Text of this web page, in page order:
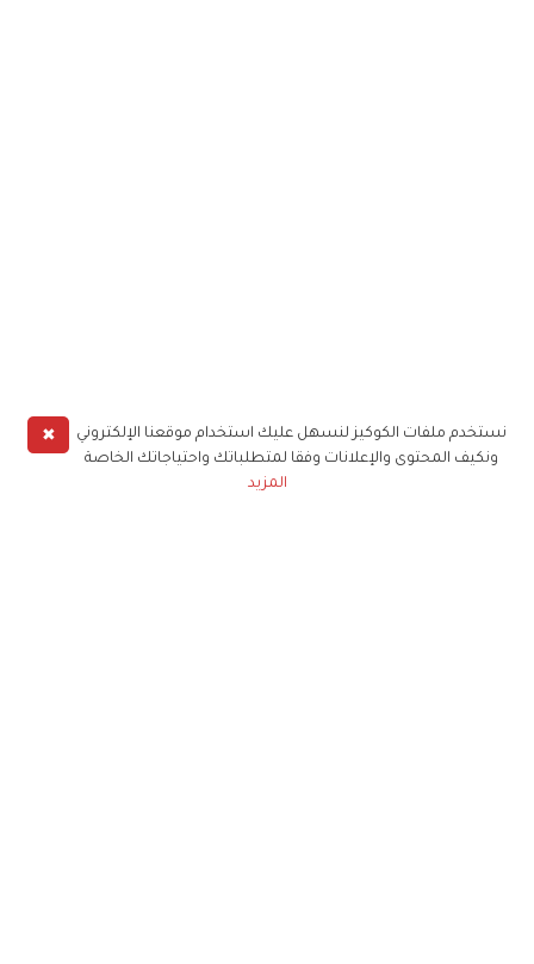
✖
نستخدم ملفات الكوكيز لنسهل عليك استخدام موقعنا الإلكتروني
ونكيف المحتوى والإعلانات وفقا لمتطلباتك واحتياجاتك الخاصة
المزيد